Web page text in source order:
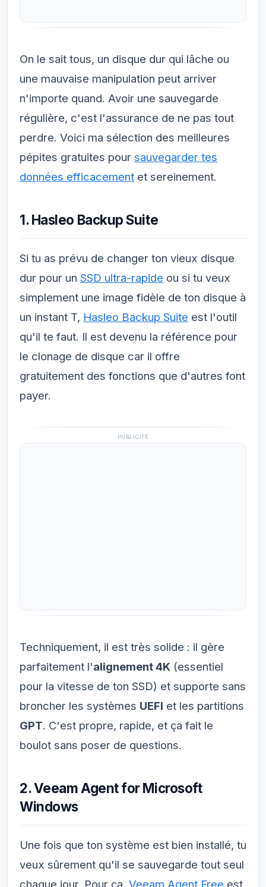
On le sait tous, un disque dur qui lâche ou
une mauvaise manipulation peut arriver
n'importe quand. Avoir une sauvegarde
régulière, c'est l'assurance de ne pas tout
perdre. Voici ma sélection des meilleures
pépites gratuites pour sauvegarder tes
données efficacement et sereinement.
1. Hasleo Backup Suite
Si tu as prévu de changer ton vieux disque
dur pour un SSD ultra-rapide ou si tu veux
simplement une image fidèle de ton disque à
un instant T, Hasleo Backup Suite est l'outil
qu'il te faut. Il est devenu la référence pour
le clonage de disque car il offre
gratuitement des fonctions que d'autres font
payer.
PUBLICITÉ
Techniquement, il est très solide : il gère
parfaitement l'alignement 4K (essentiel
pour la vitesse de ton SSD) et supporte sans
broncher les systèmes UEFI et les partitions
GPT. C'est propre, rapide, et ça fait le
boulot sans poser de questions.
2. Veeam Agent for Microsoft
Windows
Une fois que ton système est bien installé, tu
veux sûrement qu'il se sauvegarde tout seul
chaque jour. Pour ça, Veeam Agent Free est